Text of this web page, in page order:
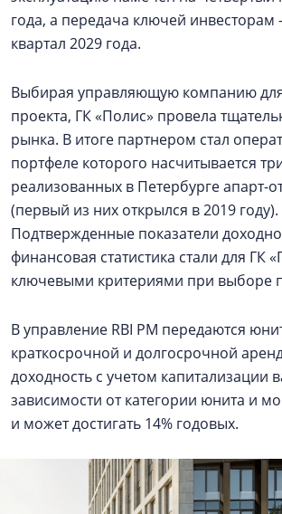
года, а передача ключей инвесторам
квартал 2029 года.
Выбирая управляющую компанию
проекта, ГК «Полис» провела
рынка. В итоге партнером стал
портфеле которого насчитывается
реализованных в Петербурге апарт-
(первый из них открылся в 2019 году).
Подтвержденные показатели
финансовая статистика стали для ГК
ключевыми критериями при выборе
В управление RBI PM передаются
краткосрочной и долгосрочной
доходность с учетом капитализации
зависимости от категории юнита и
и может достигать 14% годовых.